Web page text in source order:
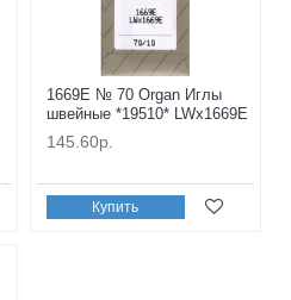
1669E № 70 Organ Иглы
швейные *19510* LWx1669E
145.60р.
Купить